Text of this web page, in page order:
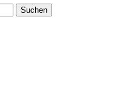
Suchen